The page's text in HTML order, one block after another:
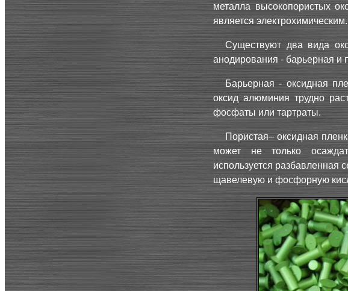
металла высокопористых
является электрохимическим.
Существуют два вида
анодирования - барьерная и
Барьерная - оксидная
оксид алюминия трудно
фосфаты или тартраты.
Пористая– оксидная
может не только
используется разбавленная
щавелевую и фосфорную